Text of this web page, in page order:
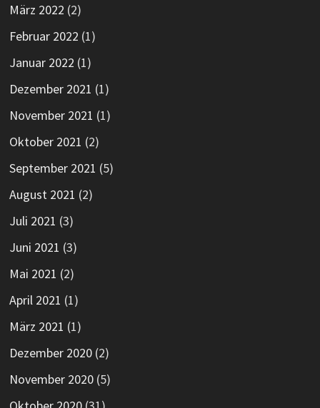
März 2022 (2)
Februar 2022 (1)
Januar 2022 (1)
Dezember 2021 (1)
November 2021 (1)
Oktober 2021 (2)
September 2021 (5)
August 2021 (2)
Juli 2021 (3)
Juni 2021 (3)
Mai 2021 (2)
April 2021 (1)
März 2021 (1)
Dezember 2020(2)
November 2020(5)